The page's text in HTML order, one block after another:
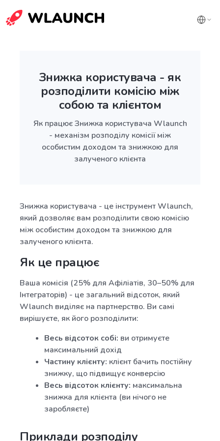
Знижка користувача - як
розподілити комісію між
собою та клієнтом
Як працює Знижка користувача Wlaunch
- механізм розподілу комісії між
особистим доходом та знижкою для
залученого клієнта
Знижка користувача - це інструмент Wlaunch,
який дозволяє вам розподілити свою комісію
між особистим доходом та знижкою для
залученого клієнта.
Як це працює
Ваша комісія (25% для Афіліатів, 30–50% для
Інтеграторів) - це загальний відсоток, який
Wlaunch виділяє на партнерство. Ви самі
вирішуєте, як його розподілити:
Весь відсоток собі: ви отримуєте
максимальний дохід
Частину клієнту: клієнт бачить постійну
знижку, що підвищує конверсію
Весь відсоток клієнту: максимальна
знижка для клієнта (ви нічого не
заробляєте)
Приклади розподілу